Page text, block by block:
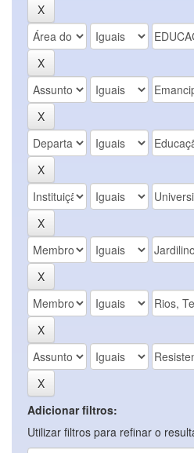
Adicionar filtros:
Utilizar filtros para refinar o